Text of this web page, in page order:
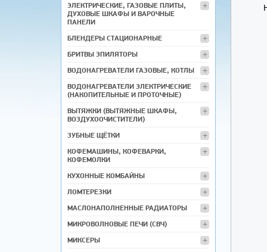
ЭЛЕКТРИЧЕСКИЕ, ГАЗОВЫЕ ПЛИТЫ,
ДУХОВЫЕ ШКАФЫ И ВАРОЧНЫЕ
ПАНЕЛИ
БЛЕНДЕРЫ СТАЦИОНАРНЫЕ
БРИТВЫ ЭПИЛЯТОРЫ
ВОДОНАГРЕВАТЕЛИ ГАЗОВЫЕ, КОТЛЫ
ВОДОНАГРЕВАТЕЛИ ЭЛЕКТРИЧЕСКИЕ
(НАКОПИТЕЛЬНЫЕ И ПРОТОЧНЫЕ)
ВЫТЯЖКИ (ВЫТЯЖНЫЕ ШКАФЫ,
ВОЗДУХООЧИСТИТЕЛИ)
ЗУБНЫЕ ЩЁТКИ
КОФЕМАШИНЫ, КОФЕВАРКИ,
КОФЕМОЛКИ
КУХОННЫЕ КОМБАЙНЫ
ЛОМТЕРЕЗКИ
МАСЛОНАПОЛНЕННЫЕ РАДИАТОРЫ
МИКРОВОЛНОВЫЕ ПЕЧИ (СВЧ)
МИКСЕРЫ